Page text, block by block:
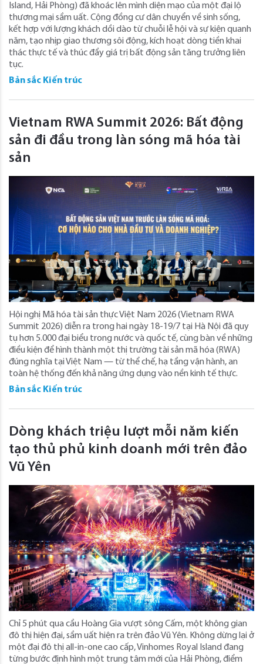
Island, Hải Phòng) đã khoác lên mình diện mạo của một đại lộ
thương mại sầm uất. Cộng đồng cư dân chuyển về sinh sống,
kết hợp với lượng khách dồi dào từ chuỗi lễ hội và sự kiện quanh
năm, tạo nhịp giao thương sôi động, kích hoạt dòng tiền khai
thác thực tế và thúc đẩy giá trị bất động sản tăng trưởng liên
tục.
Bản sắc Kiến trúc
Vietnam RWA Summit 2026: Bất động
sản đi đầu trong làn sóng mã hóa tài
sản
Hội nghị Mã hóa tài sản thực Việt Nam 2026 (Vietnam RWA
Summit 2026) diễn ra trong hai ngày 18-19/7 tại Hà Nội đã quy
tụ hơn 5.000 đại biểu trong nước và quốc tế, cùng bàn về những
điều kiện để hình thành một thị trường tài sản mã hóa (RWA)
đúng nghĩa tại Việt Nam — từ thể chế, hạ tầng vận hành, an
toàn hệ thống đến khả năng ứng dụng vào nền kinh tế thực.
Bản sắc Kiến trúc
Dòng khách triệu lượt mỗi năm kiến
tạo thủ phủ kinh doanh mới trên đảo
Vũ Yên
Chỉ 5 phút qua cầu Hoàng Gia vượt sông Cấm, một không gian
đô thị hiện đại, sầm uất hiện ra trên đảo Vũ Yên. Không dừng lại ở
một đại đô thị all-in-one cao cấp, Vinhomes Royal Island đang
từng bước định hình một trung tâm mới của Hải Phòng, điểm